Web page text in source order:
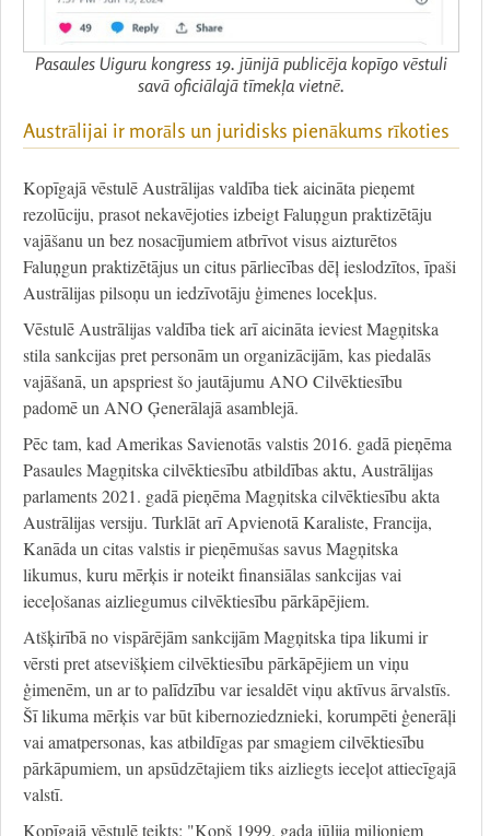
Pasaules Uiguru kongress 19. jūnijā publicēja kopīgo vēstuli
savā oficiālajā tīmekļa vietnē.
Austrālijai ir morāls un juridisks pienākums rīkoties
Kopīgajā vēstulē Austrālijas valdība tiek aicināta pieņemt
rezolūciju, prasot nekavējoties izbeigt Faluņgun praktizētāju
vajāšanu un bez nosacījumiem atbrīvot visus aizturētos
Faluņgun praktizētājus un citus pārliecības dēļ ieslodzītos, īpaši
Austrālijas pilsoņu un iedzīvotāju ģimenes locekļus.
Vēstulē Austrālijas valdība tiek arī aicināta ieviest Magņitska
stila sankcijas pret personām un organizācijām, kas piedalās
vajāšanā, un apspriest šo jautājumu ANO Cilvēktiesību
padomē un ANO Ģenerālajā asamblejā.
Pēc tam, kad Amerikas Savienotās valstis 2016. gadā pieņēma
Pasaules Magņitska cilvēktiesību atbildības aktu, Austrālijas
parlaments 2021. gadā pieņēma Magņitska cilvēktiesību akta
Austrālijas versiju. Turklāt arī Apvienotā Karaliste, Francija,
Kanāda un citas valstis ir pieņēmušas savus Magņitska
likumus, kuru mērķis ir noteikt finansiālas sankcijas vai
ieceļošanas aizliegumus cilvēktiesību pārkāpējiem.
Atšķirībā no vispārējām sankcijām Magņitska tipa likumi ir
vērsti pret atsevišķiem cilvēktiesību pārkāpējiem un viņu
ģimenēm, un ar to palīdzību var iesaldēt viņu aktīvus ārvalstīs.
Šī likuma mērķis var būt kibernoziedznieki, korumpēti ģenerāļi
vai amatpersonas, kas atbildīgas par smagiem cilvēktiesību
pārkāpumiem, un apsūdzētajiem tiks aizliegts ieceļot attiecīgajā
valstī.
Kopīgajā vēstulē teikts: "Kopš 1999. gada jūlija miljoniem